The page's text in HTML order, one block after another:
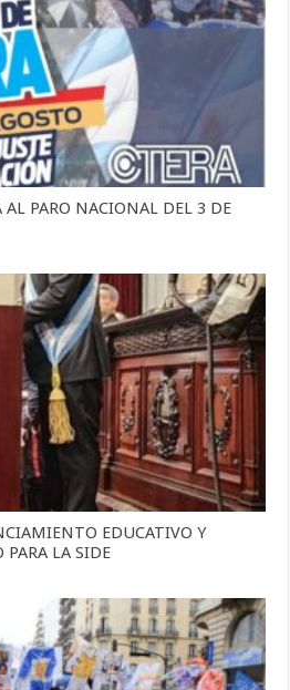
AL PARO NACIONAL DEL 3 DE
EDUCATIVO Y
PARA LA SIDE